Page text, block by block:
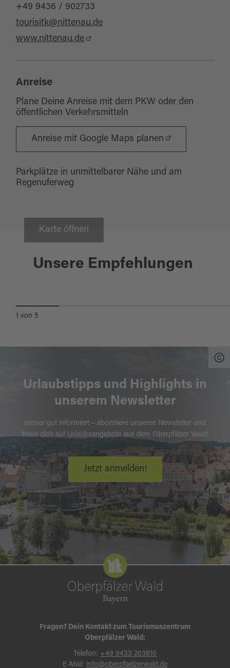
+49 9436 / 902733
tourisitk@nittenau.de
www.nittenau.de
Anreise
Plane Deine Anreise mit dem PKW oder den
öffentlichen Verkehrsmitteln
Anreise mit Google Maps planen
Parkplätze in unmittelbarer Nähe und am
Regenuferweg
Karte öffnen
Unsere Empfehlungen
Nittenau
1 von 5
Urlaubstipps und Highlights in
unserem Newsletter
Immer gut informiert – abonniere unseren Newsletter und
freue dich auf Urlaubsangebote aus dem Oberpfälzer Wald!
Jetzt anmelden!
Fragen? Dein Kontakt zum Tourismuszentrum
Oberpfälzer Wald:
Telefon: +49 9433 203810
E-Mail: info@oberpfaelzerwald.de